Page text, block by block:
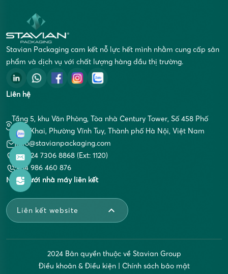
Stavian Packaging cam kết nỗ lực hết mình nhằm cung cấp sản
phẩm và dịch vụ với chất lượng hàng đầu thị trường.
Liên hệ
Tầng 5, khu Văn Phòng, Tòa nhà Century Tower, Số 458 Phố
Minh Khai, Phường Vĩnh Tuy, Thành phố Hà Nội, Việt Nam
info@stavianpackaging.com
+84 24 7306 8868 (Ext: 1120)
+84 986 460 876
Mạng lưới nhà máy liên kết
Liên kết website
2024 Bản quyền thuộc về Stavian Group
Điều khoản & Điều kiện| Chính sách bảo mật